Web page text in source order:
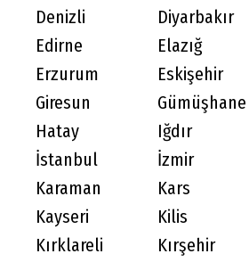
Denizli
Diyarbakır
Edirne
Elazığ
Erzurum
Eskişehir
Giresun
Gümüşhane
Hatay
Iğdır
İstanbul
İzmir
Karaman
Kars
Kayseri
Kilis
Kırklareli
Kırşehir